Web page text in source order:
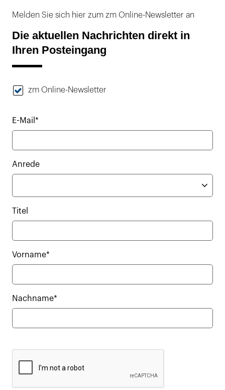
Melden Sie sich hier zum zm Online-Newsletter an
Die aktuellen Nachrichten direkt in
Ihren Posteingang
zm Online-Newsletter
E-Mail*
Anrede
Titel
Vorname*
Nachname*